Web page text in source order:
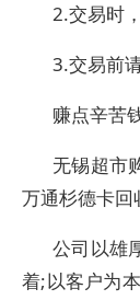
2.交易时
3.交易前
赚点辛苦
无锡超市
万通杉德卡回
公司以雄
着;以客户为